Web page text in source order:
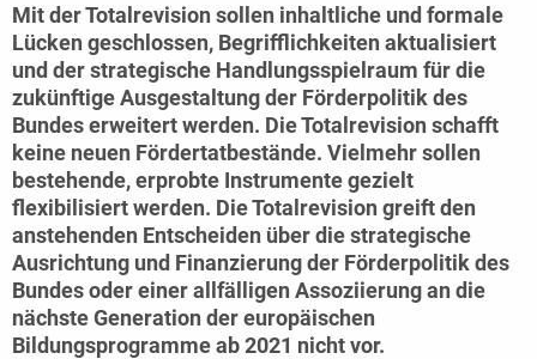
Mit der Totalrevision sollen inhaltliche und formale
Lücken geschlossen, Begrifflichkeiten aktualisiert
und der strategische Handlungsspielraum für die
zukünftige Ausgestaltung der Förderpolitik des
Bundes erweitert werden. Die Totalrevision schafft
keine neuen Fördertatbestände. Vielmehr sollen
bestehende, erprobte Instrumente gezielt
flexibilisiert werden. Die Totalrevision greift den
anstehenden Entscheiden über die strategische
Ausrichtung und Finanzierung der Förderpolitik des
Bundes oder einer allfälligen Assoziierung an die
nächste Generation der europäischen
Bildungsprogramme ab 2021 nicht vor.